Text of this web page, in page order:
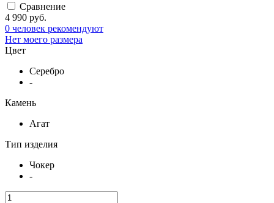
Сравнение
4 990 руб.
0 человек рекомендуют
Нет моего размера
Цвет
Серебро
-
Камень
Агат
Тип изделия
Чокер
-